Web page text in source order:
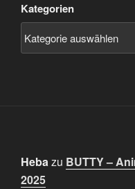
Kategorien
Hebazu BUTTY –
2025